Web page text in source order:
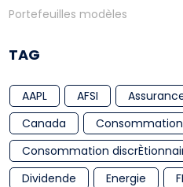
Portefeuilles modèles
TAG
AAPL AFSI
Canada
Consommation
Dividende
Energie